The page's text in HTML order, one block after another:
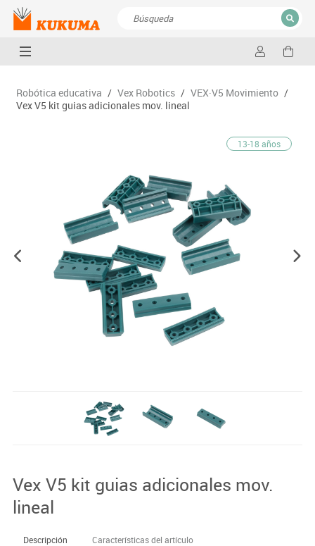
CERRAR
Robótica educativa / Vex Robotics / VEX·V5 Movimiento /
Vex V5 kit guias adicionales mov. lineal
13-18 años
Vex V5 kit guias adicionales mov.
lineal
Descripción Características del artículo